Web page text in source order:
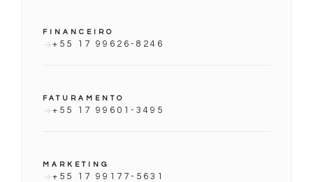
FINANCEIRO
+55 17 99626-8246
FATURAMENTO
+55 17 99601-3495
MARKETING
+55 17 99177-5631